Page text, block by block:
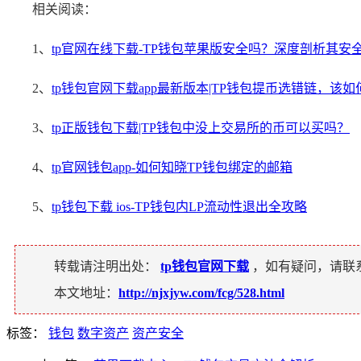
相关阅读：
1、 tp官网在线下载-TP钱包苹果版安全吗？深度剖析其安
2、 tp钱包官网下载app最新版本|TP钱包提币选错链，该如
3、 tp正版钱包下载|TP钱包中没上交易所的币可以买吗？
4、 tp官网钱包app-如何知晓TP钱包绑定的邮箱
5、 tp钱包下载 ios-TP钱包内LP流动性退出全攻略
转载请注明出处： tp钱包官网下载 ，如有疑问，请联
本文地址： http://njxjyw.com/fcg/528.html
标签： 钱包 数字资产 资产安全